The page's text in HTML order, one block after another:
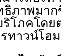
ธิภาพมาก
ริโภคโ
รทาวน์โ